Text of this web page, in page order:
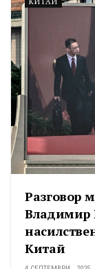
Разговор
Владимир
Китай